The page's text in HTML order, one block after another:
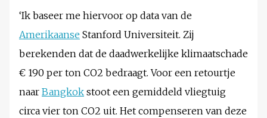
‘Ik baseer me hiervoor op data van de
Amerikaanse Stanford Universiteit. Zij
berekenden dat de daadwerkelijke klimaatschade
€ 190 per ton CO2 bedraagt. Voor een retourtje
naar Bangkok stoot een gemiddeld vliegtuig
circa vier ton CO2 uit. Het compenseren van deze